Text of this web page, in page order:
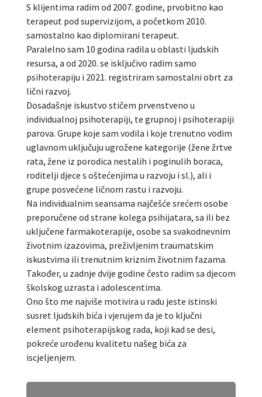
S klijentima radim od 2007. godine, prvobitno kao
terapeut pod supervizijom, a početkom 2010.
samostalno kao diplomirani terapeut.
Paralelno sam 10 godina radila u oblasti ljudskih
resursa, a od 2020. se isključivo radim samo
psihoterapiju i 2021. registriram samostalni obrt za
lični razvoj.
Dosadašnje iskustvo stičem prvenstveno u
individualnoj psihoterapiji, te grupnoj i psihoterapiji
parova. Grupe koje sam vodila i koje trenutno vodim
uglavnom uključuju ugrožene kategorije (žene žrtve
rata, žene iz porodica nestalih i poginulih boraca,
roditelji djece s oštećenjima u razvoju i sl.), ali i
grupe posvećene ličnom rastu i razvoju.
Na individualnim seansama najčešće srećem osobe
preporučene od strane kolega psihijatara, sa ili bez
uključene farmakoterapije, osobe sa svakodnevnim
životnim izazovima, preživljenim traumatskim
iskustvima ili trenutnim kriznim životnim fazama.
Također, u zadnje dvije godine često radim sa djecom
školskog uzrasta i adolescentima.
Ono što me najviše motivira u radu jeste istinski
susret ljudskih bića i vjerujem da je to ključni
element psihoterapijskog rada, koji kad se desi,
pokreće urođenu kvalitetu našeg bića za
iscjeljenjem.